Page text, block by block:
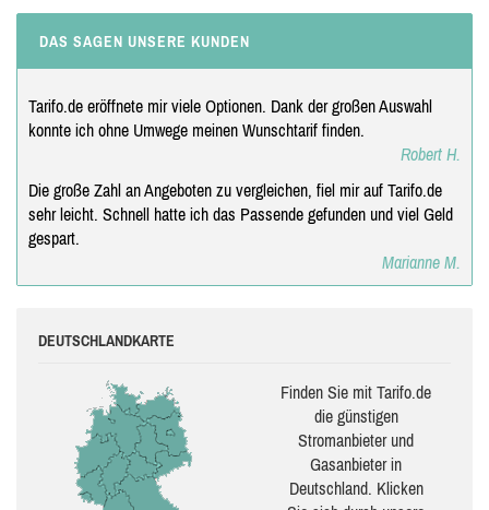
DAS SAGEN UNSERE KUNDEN
Tarifo.de eröffnete mir viele Optionen. Dank der großen Auswahl
konnte ich ohne Umwege meinen Wunschtarif finden.
Robert H.
Die große Zahl an Angeboten zu vergleichen, fiel mir auf Tarifo.de
sehr leicht. Schnell hatte ich das Passende gefunden und viel Geld
gespart.
Marianne M.
DEUTSCHLANDKARTE
Finden Sie mit Tarifo.de
die güns­ti­gen
Stromanbieter und
Gasanbieter in
Deutschland. Klicken